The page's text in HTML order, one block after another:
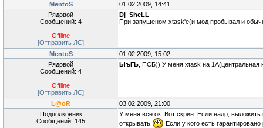
MentoS
01.02.2009, 14:41
Рядовой
Сообщений: 4
Offline
[Отправить ЛС]
Dj_SheLL
При запушеном xtask'e(и мод пробывал и
MentoS
01.02.2009, 15:02
Рядовой
Сообщений: 4
Offline
[Отправить ЛС]
ЫъГЬ , ПСБ)) У меня xtask на 1A(центральная
L@oR
03.02.2009, 21:00
Подполковник
Сообщений: 145
У меня все ок. Вот скрин. Если надо, выложить
открывать
Если у кого есть